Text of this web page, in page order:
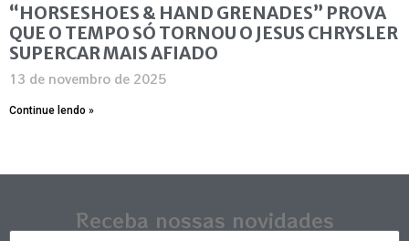
“HORSESHOES & HAND GRENADES” PROVA
QUE O TEMPO SÓ TORNOU O JESUS CHRYSLER
SUPERCAR MAIS AFIADO
13 de novembro de 2025
Continue lendo »
Receba nossas novidades